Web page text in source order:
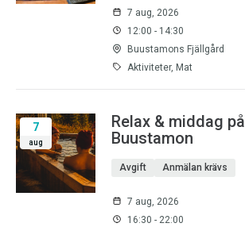
7 aug, 2026
12:00 - 14:30
Buustamons Fjällgård
Aktiviteter, Mat
7
aug
Relax & middag på
Buustamon
Avgift Anmälan krävs
7 aug, 2026
16:30 - 22:00